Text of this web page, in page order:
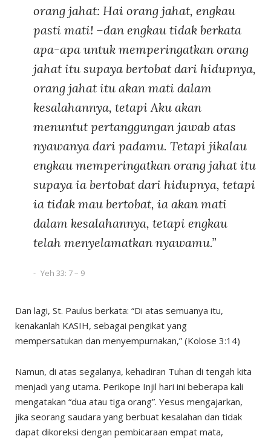
orang jahat: Hai orang jahat, engkau
pasti mati! –dan engkau tidak berkata
apa-apa untuk memperingatkan orang
jahat itu supaya bertobat dari hidupnya,
orang jahat itu akan mati dalam
kesalahannya, tetapi Aku akan
menuntut pertanggungan jawab atas
nyawanya dari padamu. Tetapi jikalau
engkau memperingatkan orang jahat itu
supaya ia bertobat dari hidupnya, tetapi
ia tidak mau bertobat, ia akan mati
dalam kesalahannya, tetapi engkau
telah menyelamatkan nyawamu.”
Yeh 33: 7 – 9
Dan lagi, St. Paulus berkata: “Di atas semuanya itu,
kenakanlah KASIH, sebagai pengikat yang
mempersatukan dan menyempurnakan,” (Kolose 3:14)
Namun, di atas segalanya, kehadiran Tuhan di tengah kita
menjadi yang utama. Perikope Injil hari ini beberapa kali
mengatakan “dua atau tiga orang”. Yesus mengajarkan,
jika seorang saudara yang berbuat kesalahan dan tidak
dapat dikoreksi dengan pembicaraan empat mata,